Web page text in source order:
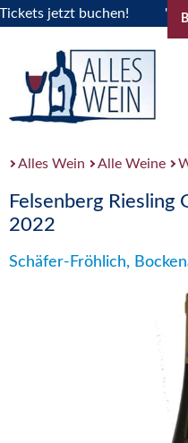
jetzt buchen! "Das
Alles Wein Alle Weine
Felsenberg Riesling
2022
Schäfer-Fröhlich,